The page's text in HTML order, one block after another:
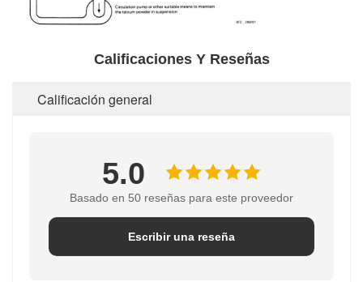
Calificaciones Y Reseñas
Calificación general
5.0
Basado en 50 reseñas para este proveedor
Escribir una reseña